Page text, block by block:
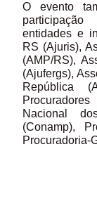
O evento
entidades e
RS (Ajuris),
(AMP/RS),
(Ajufergs),
República
Nacional
(Conamp),
Procuradoria-